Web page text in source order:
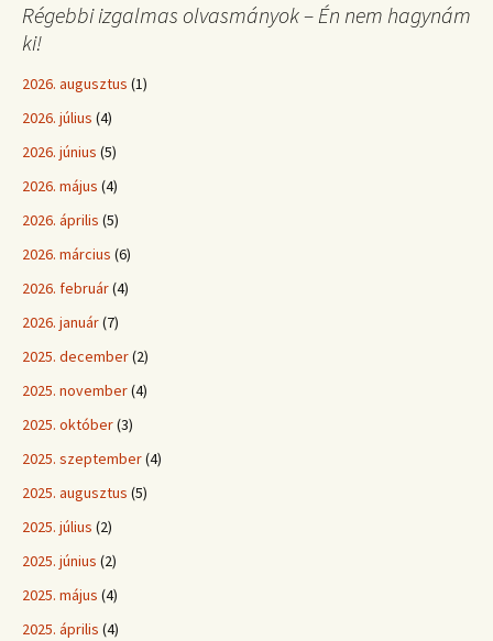
Régebbi izgalmas olvasmányok – Én nem hagynám
ki!
2026. augusztus (1)
2026. július (4)
2026. június (5)
2026. május (4)
2026. április (5)
2026. március (6)
2026. február(4)
2026. január(7)
2025. december(2)
2025. november(4)
2025. október(3)
2025. szeptember(4)
2025. augusztus (5)
2025. július (2)
2025. június (2)
2025. május (4)
2025. április (4)